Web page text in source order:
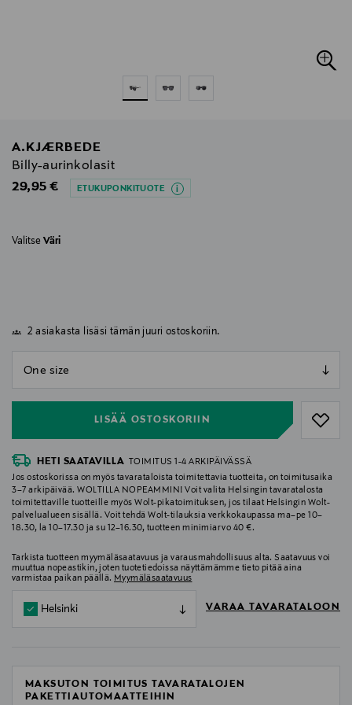
A.KJÆRBEDE
Billy-aurinkolasit
Original Price
29,95 € ETUKUPONKITUOTE
Valitse Väri
2 asiakasta lisäsi tämän juuri ostoskoriin.
LISÄÄ OSTOSKORIIN
HETI SAATAVILLA
TOIMITUS 1-4 ARKIPÄIVÄSSÄ
Jos ostoskorissa on myös tavarataloista toimitettavia tuotteita, on toimitusaika
3–7 arkipäivää. WOLTILLA NOPEAMMIN! Voit valita Helsingin tavaratalosta
toimitettaville tuotteille myös Wolt-pikatoimituksen, jos tilaat Helsingin Wolt-
palvelualueen sisällä. Voit tehdä Wolt-tilauksia verkkokaupassa ma–pe 10–
18.30, la 10–17.30 ja su 12–16.30, tuotteen minimiarvo 40 €.
Tarkista tuotteen myymäläsaatavuus ja varausmahdollisuus alta. Saatavuus voi
muuttua nopeastikin, joten tuotetiedoissa näyttämämme tieto pitää aina
varmistaa paikan päällä. Myymäläsaatavuus
Helsinki VARAA TAVARATALOON
MAKSUTON TOIMITUS TAVARATALOJEN
PAKETTIAUTOMAATTEIHIN